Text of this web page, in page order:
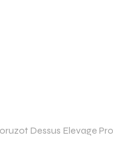
Dessus Elevage